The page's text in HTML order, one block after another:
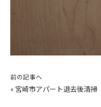
前の記事へ
« 宮崎市アパート退去後清掃